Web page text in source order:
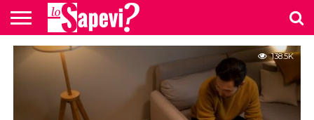
CURIOSITÀ
BENESSERE
GOSSIP
PRODOTTI
AMAZON
CASA E
CUCINA
138.5K